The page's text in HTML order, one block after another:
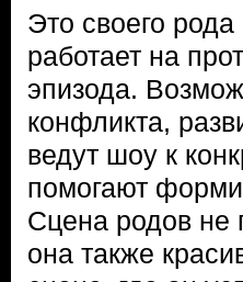
Это своего
работает на
эпизода.
конфликта,
ведут шоу к
помогают
Сцена родов не
она также